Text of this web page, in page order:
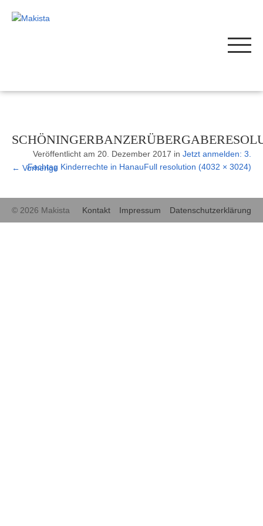
Veröffentlicht am 20. Dezember 2017 in Jetzt anmelden: 3.
Fachtag Kinderrechte in HanauFull resolution (4032 × 3024)
← Vorherige
© 2026 Makista Kontakt Impressum Datenschutzerklärung